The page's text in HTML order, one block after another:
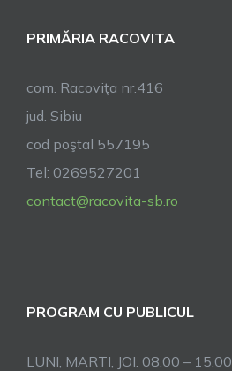
PRIMĂRIA RACOVITA
com. Racoviţa nr.416
jud. Sibiu
cod poştal 557195
Tel: 0269527201
contact@racovita-sb.ro
PROGRAM CU PUBLICUL
LUNI, MARTI, JOI: 08:00 – 15:00